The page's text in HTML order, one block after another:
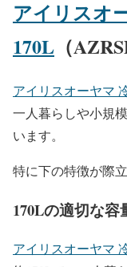
アイリスオ
170L （
アイリスオーヤマ
一人暮らしや小規
います。
特に下の特徴が際
170Lの適切な容
アイリスオーヤマ